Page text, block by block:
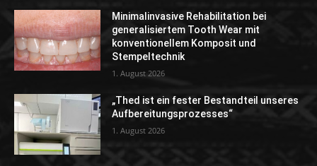
Minimalinvasive Rehabilitation bei
generalisiertem Tooth Wear mit
konventionellem Komposit und
Stempeltechnik
1. August 2026
„Thed ist ein fester Bestandteil unseres
Aufbereitungsprozesses“
1. August 2026